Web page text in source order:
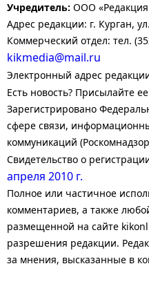
Учредитель: ООО «Редакция
Адрес редакции: г. Курган,
Коммерческий отдел: тел.
kikmedia@mail.ru
Электронный адрес
Есть новость? Присылайте
Зарегистрировано
сфере связи,
коммуникаций
Свидетельство о
апреля 2010 г.
Полное или частичное
комментариев, а также
размещенной на сайте
разрешения редакции.
за мнения, высказанные в